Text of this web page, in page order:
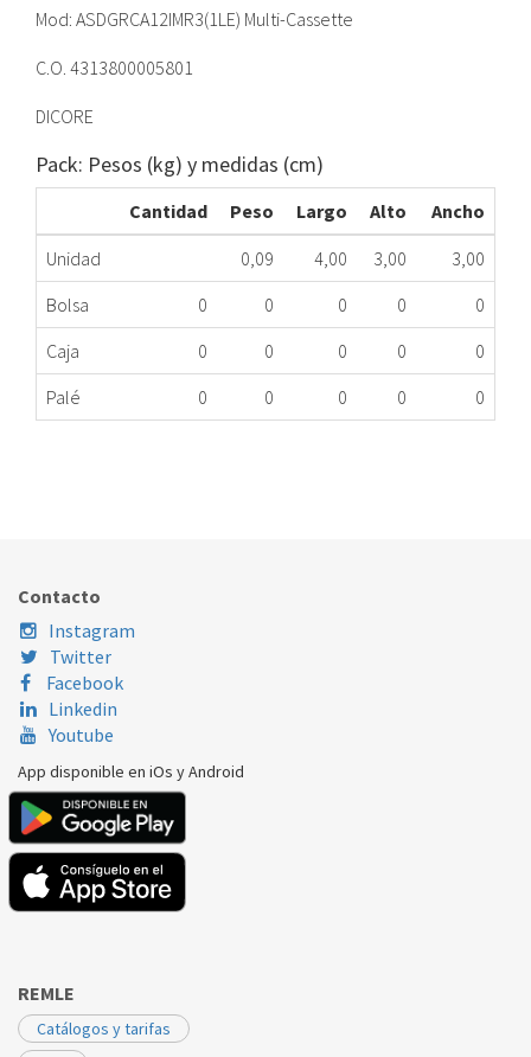
Mod: ASDGRCA12IMR3(1LE) Multi-Cassette
C.O. 4313800005801
DICORE
Pack: Pesos (kg) y medidas (cm)
Cantidad Peso Largo Alto
Ancho
Unidad
0,09 4,00 3,00
3,00
Bolsa
0 0 0 0
0
Caja
0 0 0 0
0
Palé
0 0 0 0 0
Contacto
Instagram
Twitter
Facebook
Linkedin
Youtube
App disponible en iOs y Android
REMLE
Catálogos y tarifas